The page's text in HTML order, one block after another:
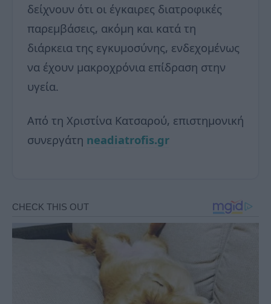
δείχνουν ότι οι έγκαιρες διατροφικές
παρεμβάσεις, ακόμη και κατά τη
διάρκεια της εγκυμοσύνης, ενδεχομένως
να έχουν μακροχρόνια επίδραση στην
υγεία.
Από τη Χριστίνα Κατσαρού, επιστημονική
συνεργάτη neadiatrofis.gr